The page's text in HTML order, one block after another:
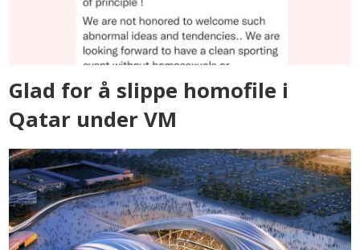
Glad for å slippe homofile i
Qatar under VM